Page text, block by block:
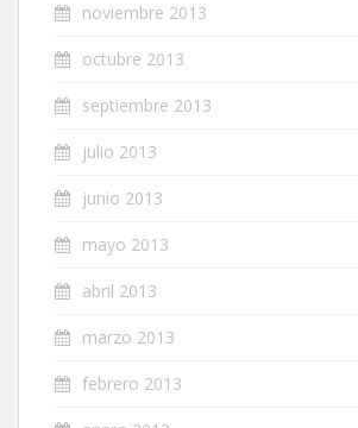
noviembre 2013
octubre 2013
septiembre 2013
julio 2013
junio 2013
mayo 2013
abril 2013
marzo 2013
febrero 2013